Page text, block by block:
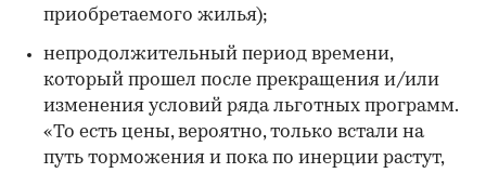
приобретаемого жилья);
непродолжительный период времени,
который прошел после прекращения и/или
изменения условий ряда льготных программ.
«То есть цены, вероятно, только встали на
путь торможения и пока по инерции растут,